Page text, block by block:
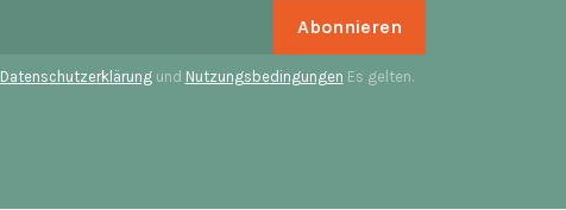
Datenschutzerklärungund Nutzungsbedingungen Es gelten.